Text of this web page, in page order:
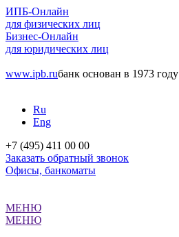
ИПБ-Онлайн
для физических лиц
Бизнес-Онлайн
для юридических лиц
www.ipb.ruбанк основан в 1973 году
Ru
Eng
+7 (495) 411 00 00
Заказать обратный звонок
Офисы, банкоматы
МЕНЮ
МЕНЮ